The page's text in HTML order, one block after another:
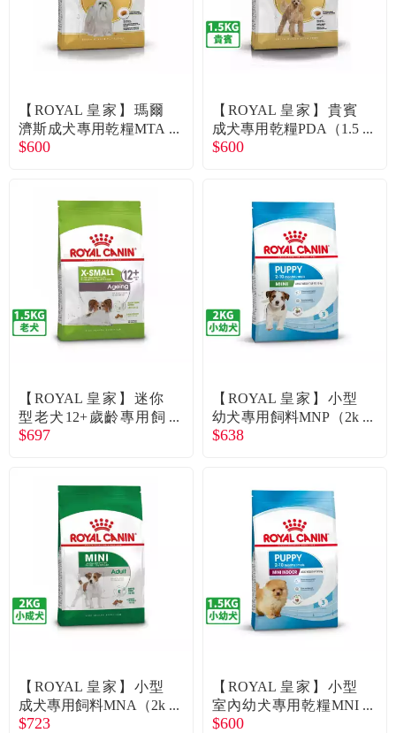
會員專區
常見問題
折價券、紅利說明
【ROYAL 皇家】瑪爾
濟斯成犬專用乾糧MTA
（1.5kg）
$600
【ROYAL 皇家】貴賓
成犬專用乾糧PDA（1.5
kg）
$600
【ROYAL 皇家】迷你
型老犬12+歲齡專用飼
料XSA+12（1.5kg）
$697
【ROYAL 皇家】小型
幼犬專用飼料MNP（2k
g）
$638
【ROYAL 皇家】小型
成犬專用飼料MNA（2k
g）
$723
【ROYAL 皇家】小型
室內幼犬專用乾糧MNI
NP（1.5kg）
$600